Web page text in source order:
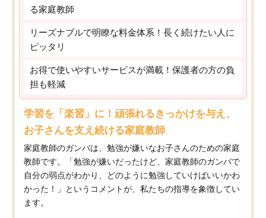
る家庭教師
リーズナブルで明瞭な料金体系！長く続けたい人に
ピッタリ
お得で使いやすいサービスが満載！保護者の方の負
担も軽減
学習を「楽習」に！頑張れるきっかけを与え、
お子さんを支え続ける家庭教師
家庭教師のガンバは、勉強が嫌いなお子さんのための家庭
教師です。「勉強が嫌いだったけど、家庭教師のガンバで
自分の弱点がわかり、どのように勉強していけばいいかわ
かった！」というコメントが、私たちの指導を象徴してい
ます。